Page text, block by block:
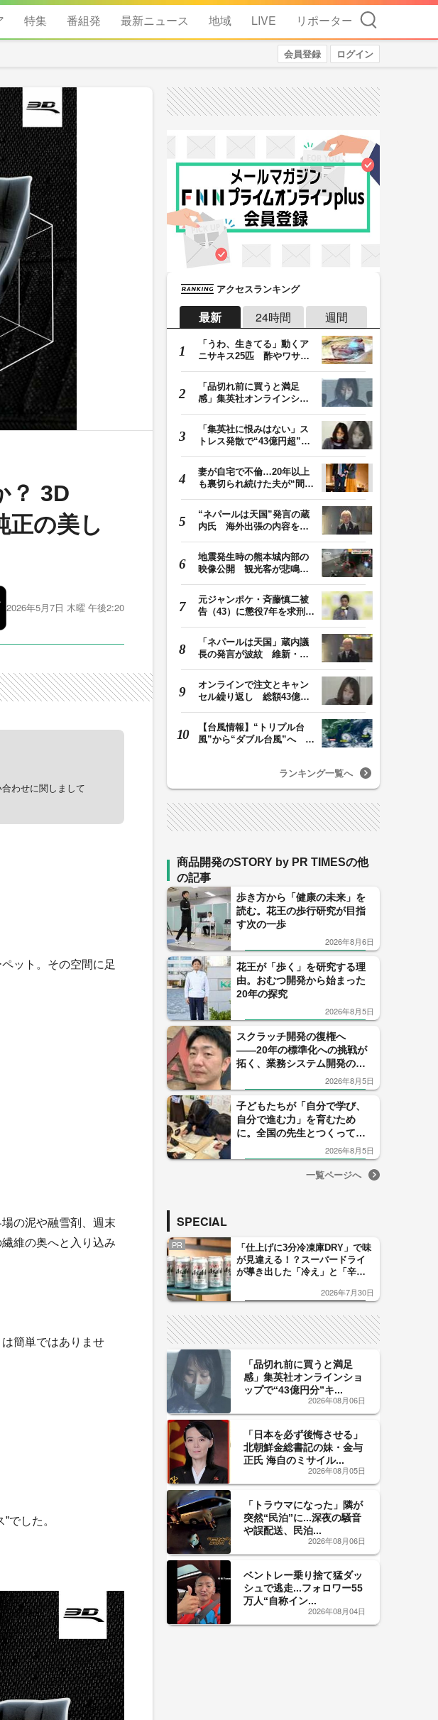
特集 番組発 最新ニュース 地域 LIVE リポーター 検索
会員登録 ログイン
？ 3D
正の美し
2026年5月7日 木曜 午後2:20
わせに関しまして
ット。その空間に足
の泥や融雪剤、週末
維の奥へと入り込み
簡単ではありませ
でした。
アクセスランキング
最新 24時間 週間
「うわ、生きてる」動くア
ニサキス25匹 酢やワサビ
「品切れ前に買うと満足
感」集英社オンラインショ
「集英社に恨みはない」ス
トレス発散で“43億円超”の
妻が自宅で不倫…20年以上
も裏切られ続けた夫が“間
“ネパールは天国”発言の蔵
内氏 海外出張の内容を説
地震発生時の熊本城内部の
映像公開 観光客が悲鳴…
元ジャンポケ・斉藤慎二被
告（43）に懲役7年を求刑
「ネパールは天国」蔵内議
長の発言が波紋 維新・吉
オンラインで注文とキャン
セル繰り返し 総額43億円
【台風情報】“トリプル台
風”から“ダブル台風”へ 13
ランキング一覧へ
商品開発のSTORY by PR TIMESの他
の記事
歩き方から「健康の未来」を
読む。花王の歩行研究が目指
す次の一歩
2026年8月6日
花王が「歩く」を研究する理
由。おむつ開発から始まった
20年の探究
2026年8月5日
スクラッチ開発の復権へ
――20年の標準化への挑戦が
拓く、業務システム開発の新
2026年8月5日
子どもたちが「自分で学び、
自分で進む力」を育むため
に。全国の先生とつくってき
たフォーサイト手帳の14年
2026年8月5日
一覧ページへ
SPECIAL
PR
「仕上げに3分冷凍庫DRY」で味
が見違える！？スーパードライ
が導き出した「冷え」と「辛
した「辛口カーブ」が飲み頃の
2026年7月30日
「品切れ前に買うと満足
感」集英社オンラインショ
ップで“43億円分”キ...
2026年08月06日
「日本を必ず後悔させる」
北朝鮮金総書記の妹・金与
正氏 海自のミサイル...
2026年08月05日
「トラウマになった」隣が
突然“民泊”に...深夜の騒音
や誤配送、民泊...
2026年08月06日
ベントレー乗り捨て猛ダッ
シュで逃走...フォロワー55
万人“自称イン...
2026年08月04日